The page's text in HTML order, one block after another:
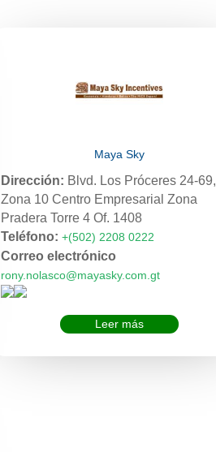
Maya Sky
Dirección: Blvd. Los Próceres 24-69,
Zona 10 Centro Empresarial Zona
Pradera Torre 4 Of. 1408
Teléfono: +(502) 2208 0222
Correo electrónico
rony.nolasco@mayasky.com.gt
Leer más